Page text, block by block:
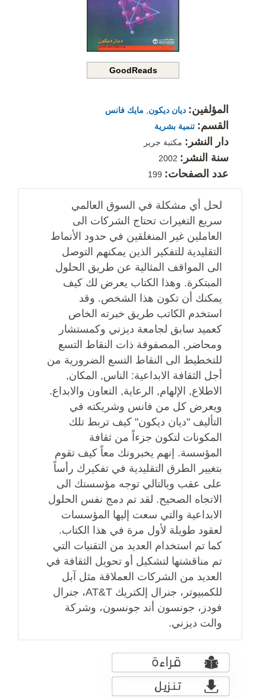
GoodReads
المؤلفين: ديان ديكون مايك فانس
القسم: تنمية بشرية
دار النشر: مكتبة جرير
سنة النشر:
عدد الصفحات:
لحل أي مشكلة في السوق العالمي
سريع التغيرات تحتاج الشركات الى
العاملين غير المنغلقين في حدود الأنماط
التقليدية للتفكير الذين يمكنهم التوصل
الى المواقف المثالية عن طريق الحلول
المبتكرة. وهذا الكتاب يعرض لك كيف
يمكنك أن تكون هذا الشخص. وقد
استخدم الكاتب طريق خبرته الخاص
كعميد سابق لجامعة ديزني وكمستشار
ومحاضر, المصفوفة ذات النقاط التسع
للتخطيط الى النقاط التسع الضرورية من
أجل الثقافة الابداعية: الناس, المكان,
الاطلاع, الإلهام, الرعاية, التعاون والابداع.
ويعرض كل من فانس وشريكته في
التأليف "ديان ديكون" كيف تربط تلك
المكونات لتكون جزءاً من ثقافة
المؤسسة. إنهم يخبرونك معاً كيف تقوم
بتغيير الطرق التقليدية في تفكيرك رأساً
على عقب وبالتالي توجه مؤسستك الى
الاتجاه الصحيح. لقد تم دمج نفس الحلول
الابداعية والتي سعت إليها المؤسسات
لعقود طويلة لأول مرة في هذا الكتاب.
كما تم استخدام العديد من التقنيات التي
تم مناقشتها لتشكيل أو تحويل الثقافة في
العديد من الشركات العملاقة مثل آبل
للكمبيوتر، جنرال إلكتريك AT&T، جنرال
فودز، جونسون أند جونسون، وشركة
والت ديزني.